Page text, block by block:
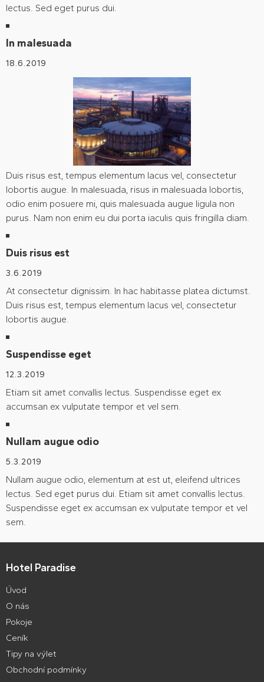
lectus. Sed eget purus dui.
In malesuada
18.6.2019
Duis risus est, tempus elementum lacus vel, consectetur
lobortis augue. In malesuada, risus in malesuada lobortis,
odio enim posuere mi, quis malesuada augue ligula non
purus. Nam non enim eu dui porta iaculis quis fringilla diam.
Duis risus est
3.6.2019
At consectetur dignissim. In hac habitasse platea dictumst.
Duis risus est, tempus elementum lacus vel, consectetur
lobortis augue.
Suspendisse eget
12.3.2019
Etiam sit amet convallis lectus. Suspendisse eget ex
accumsan ex vulputate tempor et vel sem.
Nullam augue odio
5.3.2019
Nullam augue odio, elementum at est ut, eleifend ultrices
lectus. Sed eget purus dui. Etiam sit amet convallis lectus.
Suspendisse eget ex accumsan ex vulputate tempor et vel
sem.
Hotel Paradise
Úvod
O nás
Pokoje
Ceník
Tipy na výlet
Obchodní podmínky